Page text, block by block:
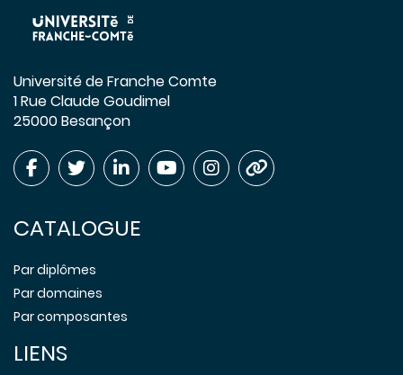
Université de Franche Comte
1 Rue Claude Goudimel
25000 Besançon
CATALOGUE
Par diplômes
Par domaines
Par composantes
LIENS